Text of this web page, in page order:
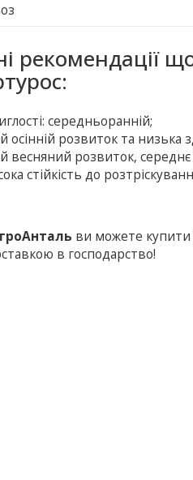
рекомендації
середньоранній;
осінній розвиток та низька
весняний розвиток, середнє
стійкість до
ви можете купити
в господарство!